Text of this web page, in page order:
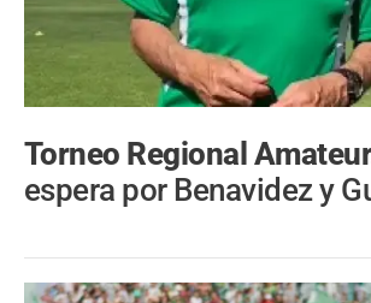
Torneo Regional
espera por Benavidez y